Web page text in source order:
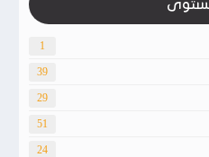
1
39
29
51
24